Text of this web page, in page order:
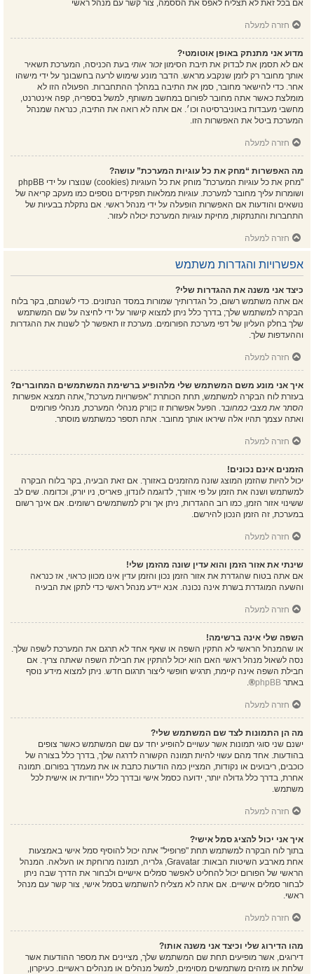
אם בכל זאת לא תצליח לאפס את הססמה, צור קשר עם מנהל ראשי
חזרה למעלה
מדוע אני מתנתק באופן אוטומטי?
אם לא תסמן את לבדוק את תיבת הסימוןזכור אותי בעת הכניסה, המערכת תשאיר
אותך מחובר רק לזמן שנקבע מראש. הדבר מונע שימוש לרעה בחשבונך על ידי מישהו
אחר. כדי להישאר מחובר, סמן את התיבה במהלך ההתחברות. הפעולה הזו לא
מומלצת כאשר אתה מחובר לפורום במחשב משותף, למשל בספריה, קפה אינטרנט,
מחשבי מעבדות באוניברסיטה וכו׳. אם אתה לא רואה את התיבה, כנראה שמנהל
המערכת ביטל את האפשרות הזו.
חזרה למעלה
מה האפשרות “מחק את כל עוגיות המערכת” עושה?
"מחק את כל עוגיות המערכת" מוחק את כל העוגיות (cookies) שנוצרו על ידי phpBB
ושומרות עליך מחובר למערכת. עוגיות ממלאות תפקידים נוספים כמו מעקב קריאה של
נושאים והודעות אם האפשרות הופעלה על ידי מנהל ראשי. אם נתקלת בבעיות של
התחברות והתנתקות, מחיקת עוגיות המערכת יכולה לעזור.
חזרה למעלה
אפשרויות והגדרות משתמש
כיצד אני משנה את ההגדרות שלי?
אם אתה משתמש רשום, כל הגדרותיך שמורות במסד הנתונים. כדי לשנותם, בקר בלוח
הבקרה למשתמש שלך; בדרך כלל ניתן למצוא קישור על ידי לחיצה על שם המשתמש
שלך בחלק העליון של דפי מערכת הפורומים. מערכת זו תאפשר לך לשנות את ההגדרות
וההעדפות שלך.
חזרה למעלה
איך אני מונע משם המשתמש שלי מלהופיע ברשימת המשתמשים המחוברים?
בעזרת לוח הבקרה למשתמש, תחת הכותרת “אפשרויות מערכת”,אתה תמצא אפשרות
הסתר את מצבי כמחובר. הפעל אפשרות זו כןורק מנהלי המערכת, מנהלי פורומים
ואתה עצמך תהיו אלה שיראו אותך מחובר. אתה תספר כמשתמש מוסתר.
חזרה למעלה
הזמנים אינם נכונים!
יכול להיות שהזמן המוצג שונה מהזמנים באזורך. אם זאת הבעיה, בקר בלוח הבקרה
למשתמש ושנה את הזמן על פי אזורך, לדוגמה לונדון, פאריס, ניו יורק, וכדומה. שים לב
ששינוי אזור הזמן, כמו רוב ההגדרות, ניתן אך ורק למשתמשים רשומים. אם אינך רשום
במערכת, זה הזמן הנכון להירשם.
חזרה למעלה
שינתי את אזור הזמן והוא עדין שונה מהזמן שלי!
אם אתה בטוח שהגדרת את אזור הזמן נכון והזמן עדין אינו מכוון כראוי, אז כנראה
והשעה המוגדרת בשרת אינה נכונה. אנא יידע מנהל ראשי כדי לתקן את הבעיה
חזרה למעלה
השפה שלי אינה ברשימה!
או שהמנהל הראשי לא התקין השפה או שאף אחד לא תרגם את המערכת לשפה שלך.
נסה לשאול מנהל ראשי האם הוא יכול להתקין את חבילת השפה שאתה צריך. אם
חבילת השפה אינה קיימת, תרגיש חופשי ליצור תרגום חדש. ניתן למצוא מידע נוסף
באתר phpBB
®.
חזרה למעלה
מה הן התמונות לצד שם המשתמש שלי?
ישנם שני סוגי תמונות אשר עשויים להופיע יחד עם שם המשתמש כאשר צופים
בהודעות. אחד מהם עשוי להיות תמונה הקשורה לדרגה שלך, בדרך כלל בצורה של
כוכבים, ריבועים או נקודות, המציין כמה הודעות כתבת או את מעמדך בפורום. תמונה
אחרת, בדרך כלל גדולה יותר, ידועה כסמל אישי ובדרך כלל ייחודית או אישית לכל
משתמש.
חזרה למעלה
איך אני יכול להציג סמל אישי?
בתוך לוח הבקרה למשתמש תחת "פרופיל" אתה יכול להוסיף סמל אישי באמצעות
אחת מארבע השיטות הבאות: Gravatar, גלריה, תמונה מרוחקת או העלאה. המנהל
הראשי של הפורום יכול להחליט לאפשר סמלים אישיים ולבחור את הדרך שבה ניתן
לבחור סמלים אישיים. אם אתה לא מצליח להשתמש בסמל אישי, צור קשר עם מנהל
ראשי.
חזרה למעלה
מהו הדירוג שלי וכיצד אני משנה אותו?
דירוגים, אשר מופיעים תחת שם המשתמש שלך, מציינים את מספר ההודעות אשר
שלחת או מזהים משתמשים מסוימים, למשל מנהלים או מנהלים ראשיים. כעיקרון,